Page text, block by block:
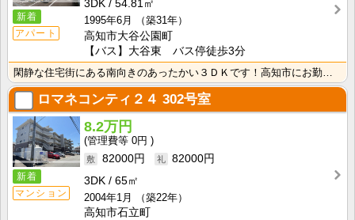
新着
アパート
3DK
54.81㎡
1995年6月
（築31年）
高知市大谷公園町
【バス】大谷東 バス停徒歩3分
ロマネコンティ２４ 302号室
新着
マンション
8.2万円
0円
82000円
82000円
3DK
65㎡
2004年1月
（築22年）
高知市石立町